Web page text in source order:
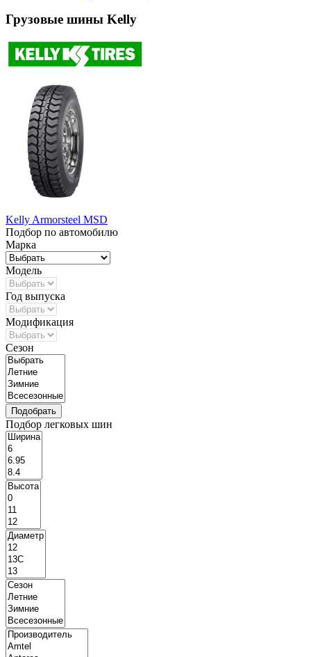
Грузовые шины Kelly
Kelly Armorsteel MSD
Подбор по автомобилю
Марка
Модель
Год выпуска
Модификация
Сезон
Подбор легковых шин